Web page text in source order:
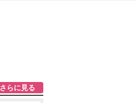
さらに見る